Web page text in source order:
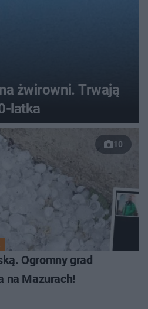
żwirowni. Trwają
latka
10
Ogromny grad
na Mazurach!